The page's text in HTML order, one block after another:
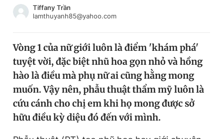
Chào ngày mới
Video Magazine
Sản phẩm khác
Đăng xuất
Tiffany Trần
lamthuyanh85@yahoo.com
Vòng 1 của nữ giới luôn là điểm 'khám phá'
tuyệt vời, đặc biệt nhũ hoa gọn nhỏ và hồng
hào là điều mà phụ nữ ai cũng hằng mong
muốn. Vậy nên, phẫu thuật thẩm mỹ luôn là
cứu cánh cho chị em khi họ mong được sở
hữu điều kỳ diệu đó đến với mình.